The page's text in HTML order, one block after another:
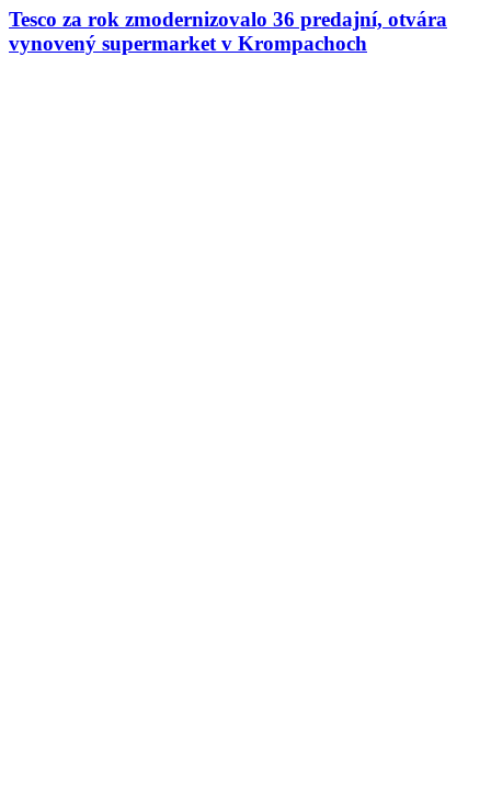
Tesco za rok zmodernizovalo 36 predajní, otvára
vynovený supermarket v Krompachoch